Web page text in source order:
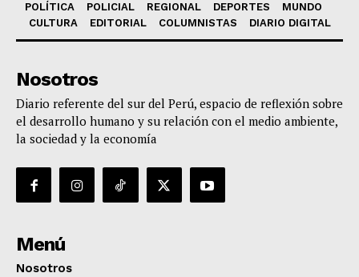
POLÍTICA POLICIAL REGIONAL DEPORTES
MUNDO
CULTURA
EDITORIAL COLUMNISTAS DIARIO DIGITAL
Nosotros
Diario referente del sur del Perú, espacio de reflexión sobre
el desarrollo humano y su relación con el medio ambiente,
la sociedad y la economía
Menú
Nosotros